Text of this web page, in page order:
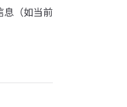
息（如当前